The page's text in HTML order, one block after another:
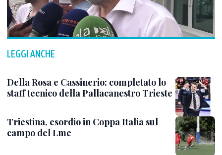
LEGGI ANCHE
Della Rosa e Cassinerio: completato lo
staff tecnico della Pallacanestro Trieste
Triestina, esordio in Coppa Italia sul
campo del Lme